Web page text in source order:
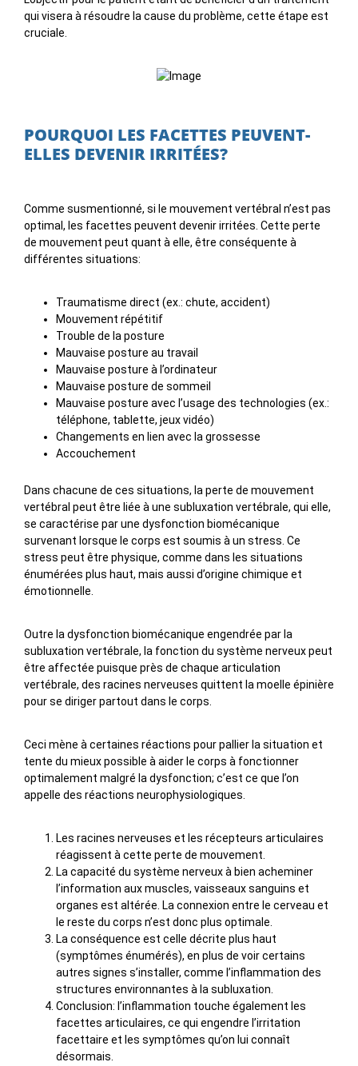
qui visera à résoudre la cause du problème, cette étape est
cruciale.
POURQUOI LES FACETTES PEUVENT-
ELLES DEVENIR IRRITÉES?
Comme susmentionné, si le mouvement vertébral n’est pas
optimal, les facettes peuvent devenir irritées. Cette perte
de mouvement peut quant à elle, être conséquente à
différentes situations:
Traumatisme direct (ex.: chute, accident)
Mouvement répétitif
Trouble de la posture
Mauvaise posture au travail
Mauvaise posture à l’ordinateur
Mauvaise posture de sommeil
Mauvaise posture avec l’usage des technologies (ex.:
téléphone, tablette, jeux vidéo)
Changements en lien avec la grossesse
Accouchement
Dans chacune de ces situations, la perte de mouvement
vertébral peut être liée à une subluxation vertébrale, qui elle,
se caractérise par une dysfonction biomécanique
survenant lorsque le corps est soumis à un stress. Ce
stress peut être physique, comme dans les situations
énumérées plus haut, mais aussi d’origine chimique et
émotionnelle.
Outre la dysfonction biomécanique engendrée par la
subluxation vertébrale, la fonction du système nerveux peut
être affectée puisque près de chaque articulation
vertébrale, des racines nerveuses quittent la moelle épinière
pour se diriger partout dans le corps.
Ceci mène à certaines réactions pour pallier la situation et
tente du mieux possible à aider le corps à fonctionner
optimalement malgré la dysfonction; c’est ce que l’on
appelle des réactions neurophysiologiques.
Les racines nerveuses et les récepteurs articulaires
réagissent à cette perte de mouvement.
La capacité du système nerveux à bien acheminer
l’information aux muscles, vaisseaux sanguins et
organes est altérée. La connexion entre le cerveau et
le reste du corps n’est donc plus optimale.
La conséquence est celle décrite plus haut
(symptômes énumérés), en plus de voir certains
autres signes s’installer, comme l’inflammation des
structures environnantes à la subluxation.
Conclusion: l’inflammation touche également les
facettes articulaires, ce qui engendre l’irritation
facettaire et les symptômes qu’on lui connaît
désormais.